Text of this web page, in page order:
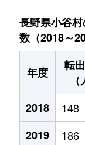
長野県小谷
数（2018～
年度
転
2018
148
2019
186